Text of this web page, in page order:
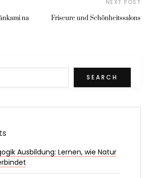
na
NEXT POST
Friseure und Schönheitssalons
SEARCH
Ausbildung: Lernen, wie Natur